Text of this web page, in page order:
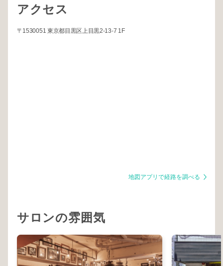
アクセス
〒1530051 東京都目黒区上目黒2-13-7 1F
地図アプリで経路を調べる
サロンの雰囲気